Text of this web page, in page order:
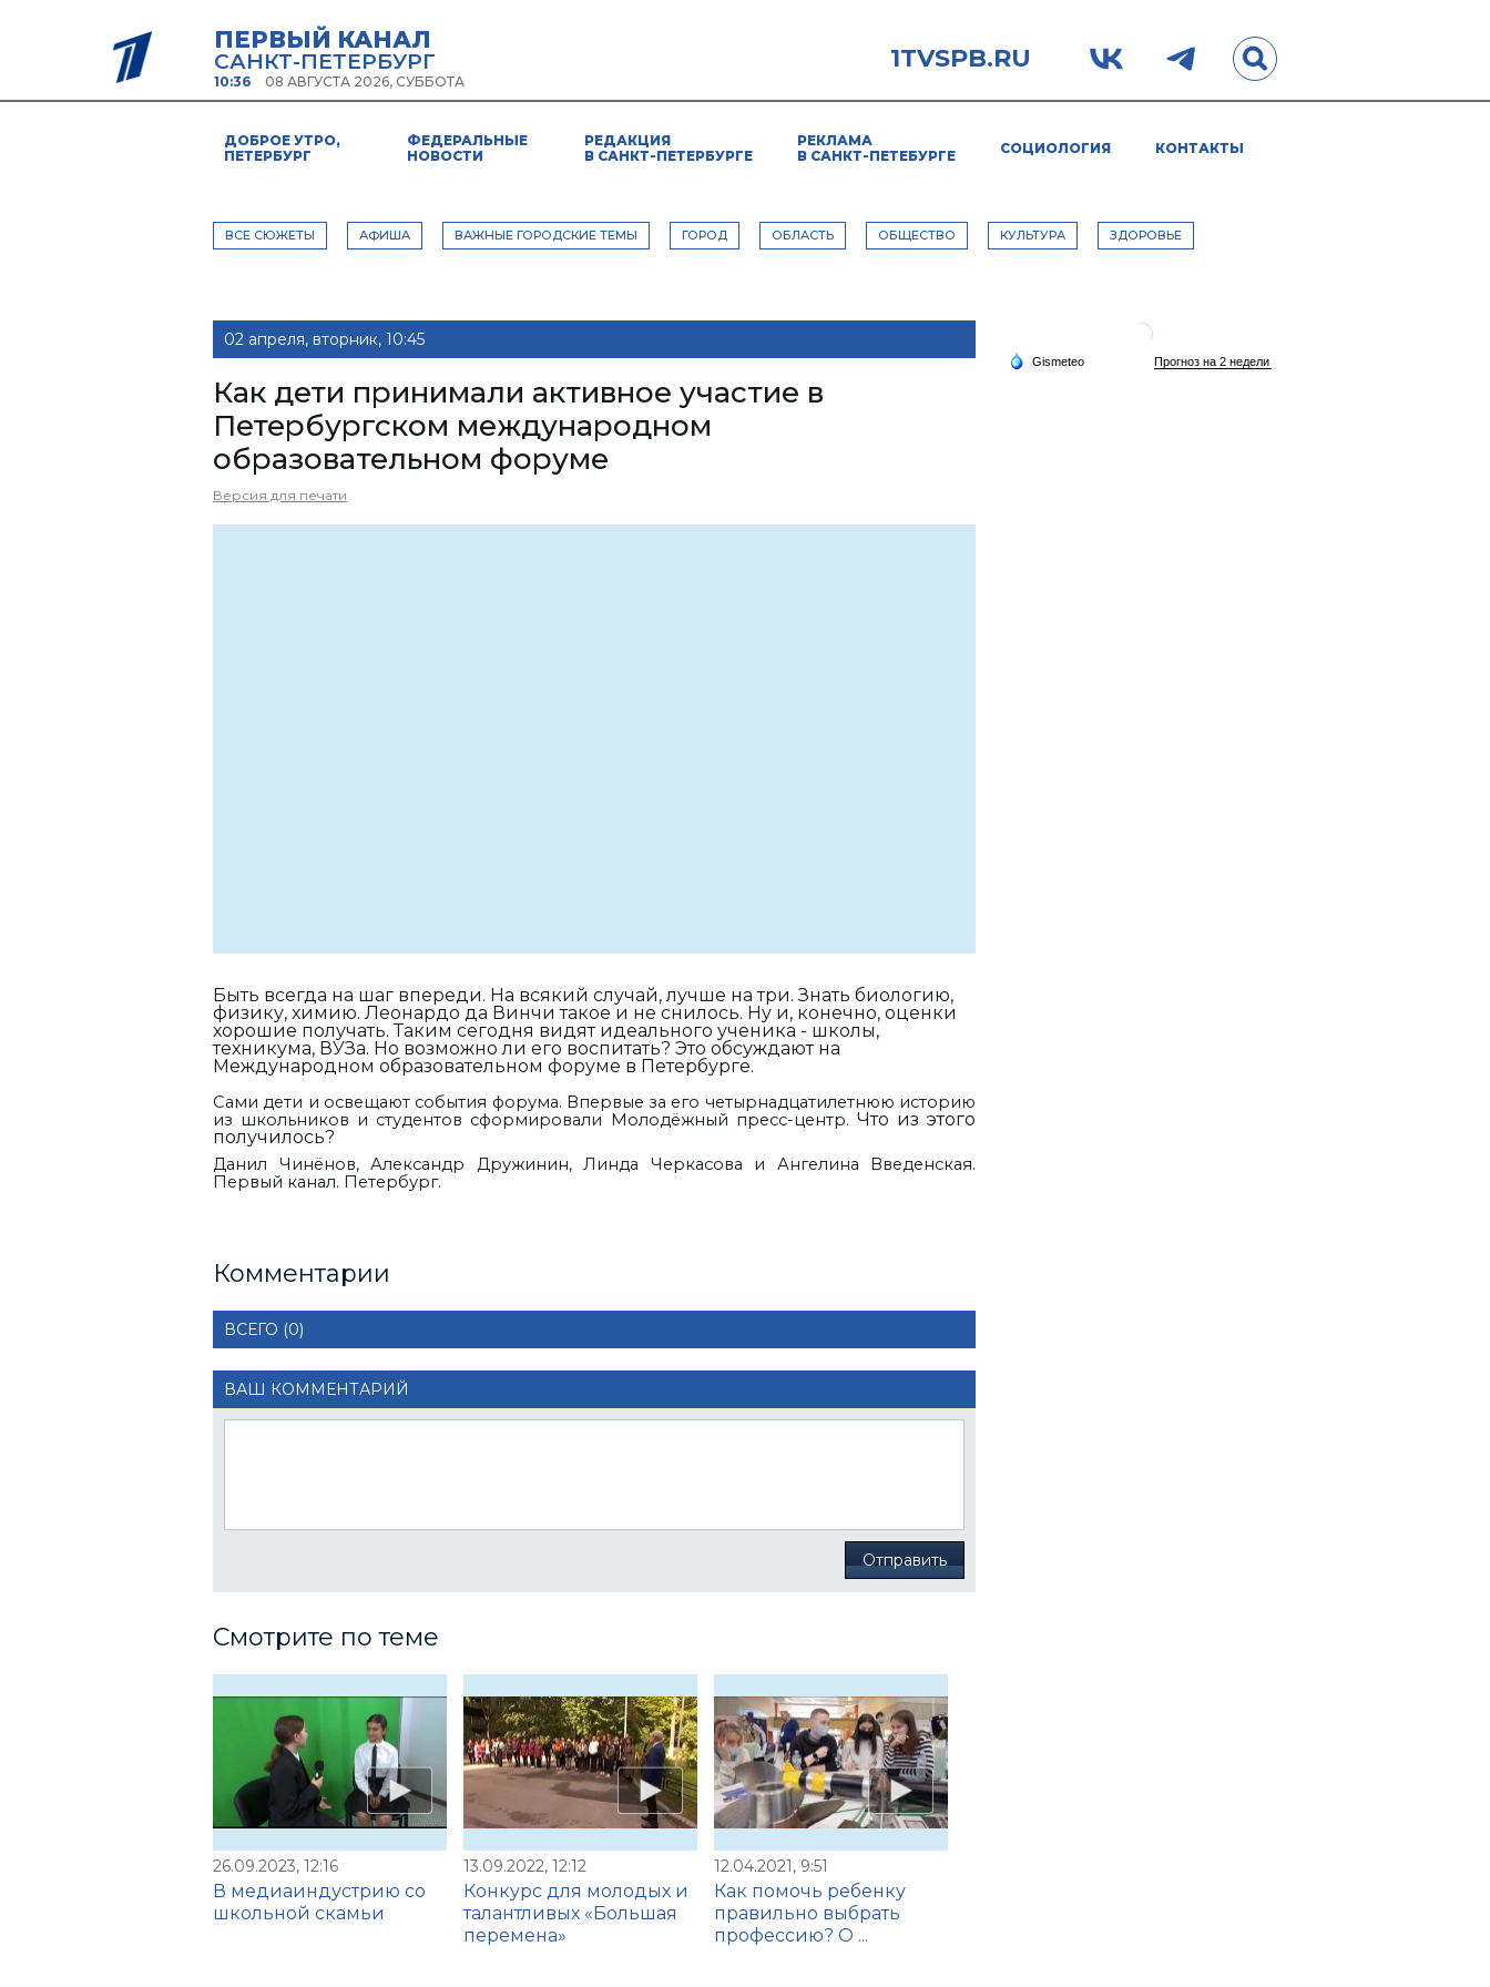
ПЕРВЫЙ КАНАЛ
САНКТ-ПЕТЕРБУРГ
10:36 08 АВГУСТА 2026, СУББОТА
1TVSPB.RU
ДОБРОЕ УТРО,
ПЕТЕРБУРГ
ФЕДЕРАЛЬНЫЕ
НОВОСТИ
РЕДАКЦИЯ
В САНКТ-ПЕТЕРБУРГЕ
РЕКЛАМА
В САНКТ-ПЕТЕБУРГЕ
СОЦИОЛОГИЯ КОНТАКТЫ
ВСЕ СЮЖЕТЫ АФИША ВАЖНЫЕ ГОРОДСКИЕ ТЕМЫ ГОРОД ОБЛАСТЬ ОБЩЕСТВО КУЛЬТУРА ЗДОРОВЬЕ
02 апреля, вторник, 10:45
Как дети принимали активное участие в
Петербургском международном
образовательном форуме
Версия для печати
Быть всегда на шаг впереди. На всякий случай, лучше на три. Знать биологию,
физику, химию. Леонардо да Винчи такое и не снилось. Ну и, конечно, оценки
хорошие получать. Таким сегодня видят идеального ученика - школы,
техникума, ВУЗа. Но возможно ли его воспитать? Это обсуждают на
Международном образовательном форуме в Петербурге.
Сами дети и освещают события форума. Впервые за его четырнадцатилетнюю историю
из школьников и студентов сформировали Молодёжный пресс-центр. Что из этого
получилось?
Данил Чинёнов, Александр Дружинин, Линда Черкасова и Ангелина Введенская.
Первый канал. Петербург.
Комментарии
ВСЕГО (0)
ВАШ КОММЕНТАРИЙ
Отправить
Смотрите по теме
26.09.2023, 12:16
В медиаиндустрию со
школьной скамьи
13.09.2022, 12:12
Конкурс для молодых и
талантливых «Большая
перемена»
12.04.2021, 9:51
Как помочь ребенку
правильно выбрать
профессию? О ...